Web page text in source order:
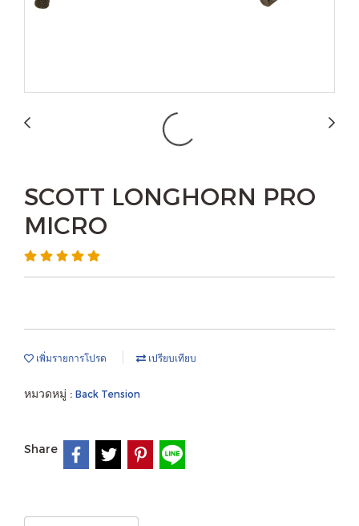
SCOTT LONGHORN PRO
MICRO
เพิ่มรายการโปรด เปรียบเทียบ
หมวดหมู่ : Back Tension
Share